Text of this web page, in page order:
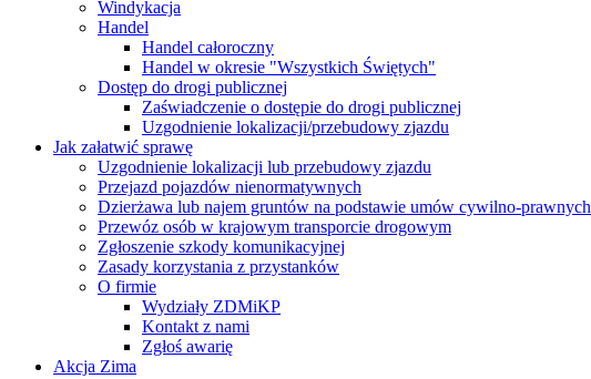
Windykacja
Handel
Handel całoroczny
Handel w okresie "Wszystkich Świętych"
Dostęp do drogi publicznej
Zaświadczenie o dostępie do drogi publicznej
Uzgodnienie lokalizacji/przebudowy zjazdu
Jak załatwić sprawę
Uzgodnienie lokalizacji lub przebudowy zjazdu
Przejazd pojazdów nienormatywnych
Dzierżawa lub najem gruntów na podstawie umów cywilno-prawnych
Przewóz osób w krajowym transporcie drogowym
Zgłoszenie szkody komunikacyjnej
Zasady korzystania z przystanków
O firmie
Wydziały ZDMiKP
Kontakt z nami
Zgłoś awarię
Akcja Zima